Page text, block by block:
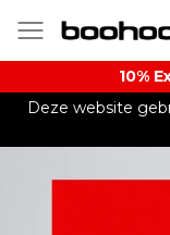
10%
Deze website